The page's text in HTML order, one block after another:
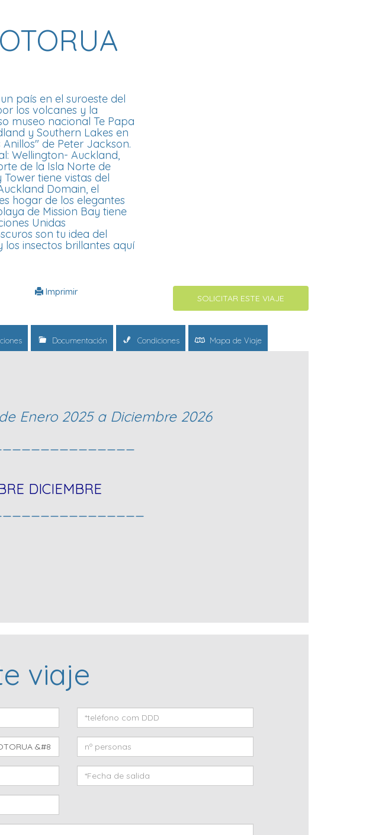
un país en el suroeste del
los volcanes y la
museo nacional Te Papa
y Southern Lakes en
de Peter Jackson.
Wellington- Auckland,
de la Isla Norte de
tiene vistas del
Domain, el
hogar de los elegantes
de Mission Bay tiene
Unidas
son tu idea del
insectos brillantes aquí
SOLICITAR ESTE VIAJE
Imprimir
Documentación Condiciones Mapa de Viaje
Enero 2025 a Diciembre 2026
DICIEMBRE
viaje